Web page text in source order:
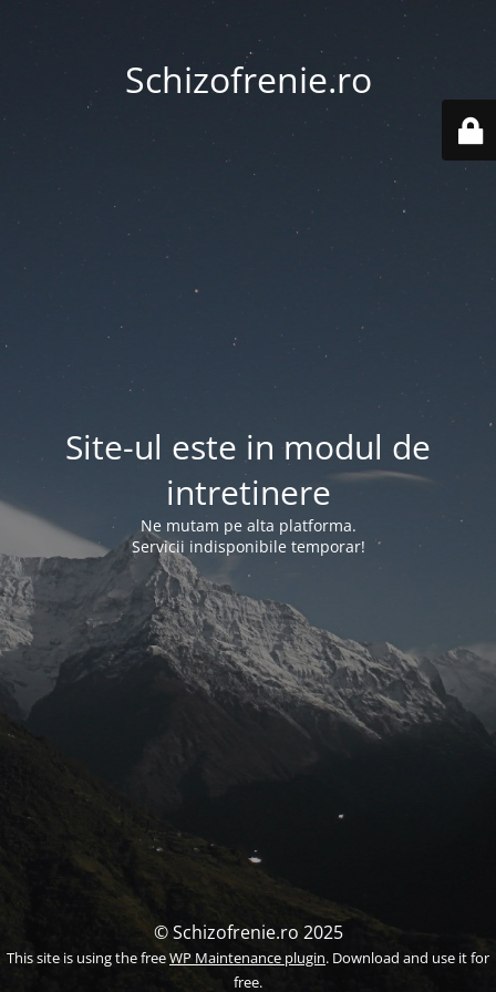
Schizofrenie.ro
Site-ul este in modul de
intretinere
Ne mutam pe alta platforma.
Servicii indisponibile temporar!
© Schizofrenie.ro 2025
This site is using the freeWP Maintenance plugin. Download and use it for
free.